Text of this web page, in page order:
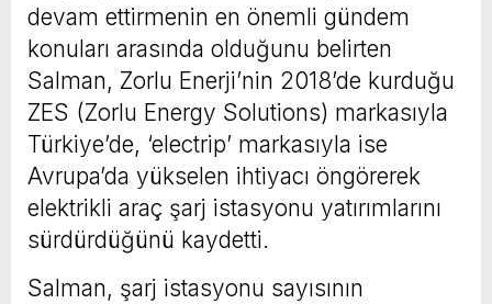
devam ettirmenin en önemli gündem
konuları arasında olduğunu belirten
Salman, Zorlu Enerji’nin 2018’de kurduğu
ZES (Zorlu Energy Solutions) markasıyla
Türkiye’de, ‘electrip’ markasıyla ise
Avrupa’da yükselen ihtiyacı öngörerek
elektrikli araç şarj istasyonu yatırımlarını
sürdürdüğünü kaydetti.
Salman, şarj istasyonu sayısının